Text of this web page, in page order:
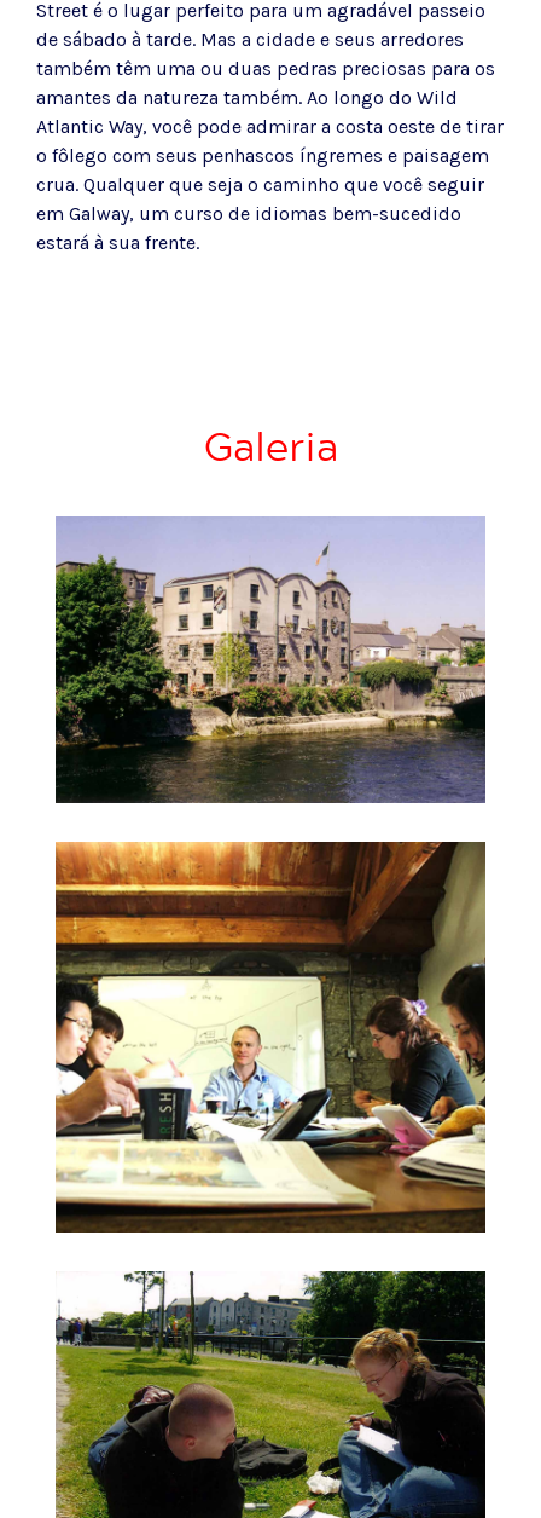
Street é o lugar perfeito para um agradável passeio
de sábado à tarde. Mas a cidade e seus arredores
também têm uma ou duas pedras preciosas para os
amantes da natureza também. Ao longo do Wild
Atlantic Way, você pode admirar a costa oeste de tirar
o fôlego com seus penhascos íngremes e paisagem
crua. Qualquer que seja o caminho que você seguir
em Galway, um curso de idiomas bem-sucedido
estará à sua frente.
Galeria